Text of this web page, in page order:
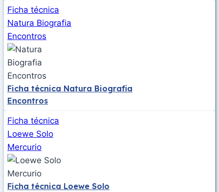
Ficha técnica
Natura Biografia
Encontros
Ficha técnica Natura Biografia
Encontros
Ficha técnica
Loewe Solo
Mercurio
Ficha técnica Loewe Solo